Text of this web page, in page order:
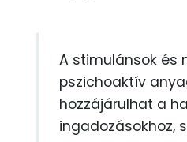
A stimulánsok és
pszichoaktív
hozzájárulhat a
ingadozásokhoz,